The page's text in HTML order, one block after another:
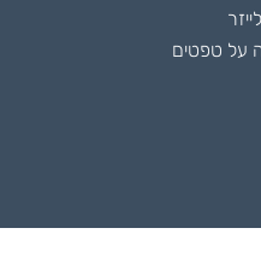
על טפטים